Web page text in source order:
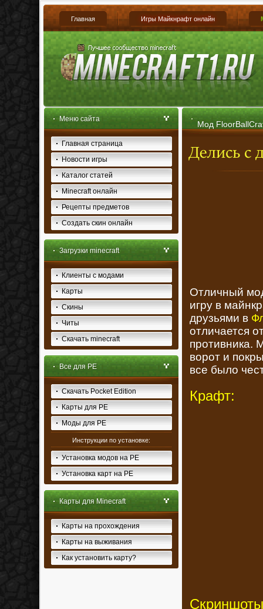
Главная Игры Майкнрафт онлайн
Меню сайта
Главная страница
Новости игры
Каталог статей
Minecraft онлайн
Рецепты предметов
Создать скин онлайн
Загрузки minecraft
Клиенты с модами
Карты
Скины
Читы
Скачать minecraft
Все для PE
Скачать Pocket Edition
Карты для PE
Моды для PE
Инструкции по установке:
Установка модов на PE
Установка карт на PE
Карты для Minecraft
Карты на прохождения
Карты на выживания
Как установить карту?
Мод
Отличный
игру в
друзьями в
отличается
противника.
ворот и
все было
Крафт: